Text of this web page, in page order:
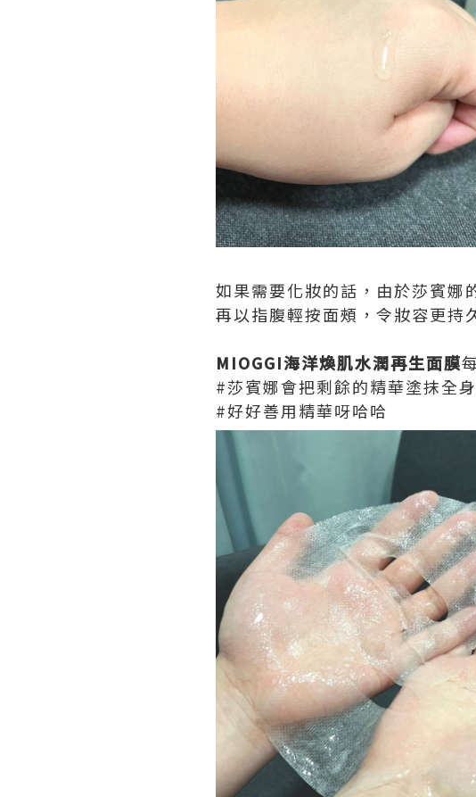
如果需要化妝的話，由於莎賓娜
再以指腹輕按面頰，令妝容更持
MIOGGI海洋煥肌水潤再生面膜
#莎賓娜會把剩餘的精華塗抹全身
#好好善用精華呀哈哈